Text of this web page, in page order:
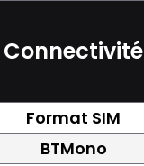
Connectivité
Format SIM
BTMono